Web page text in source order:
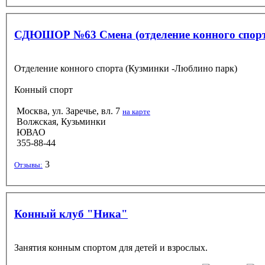
СДЮШОР №63 Смена (отделение конного
Отделение конного спорта (Кузминки -Люблино парк)
Конный спорт
Москва, ул. Заречье, вл. 7 на карте
Волжская, Кузьминки
ЮВАО
355-88-44
Отзывы: 3
Конный клуб "Ника"
Занятия конным спортом для детей и взрослых.